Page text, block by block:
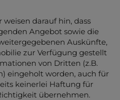
weisen darauf hin, dass
Angebot sowie die
Auskünfte,
zur Verfügung gestellt
von Dritten (z.B.
eingeholt worden, auch für
keinerlei Haftung für
übernehmen.